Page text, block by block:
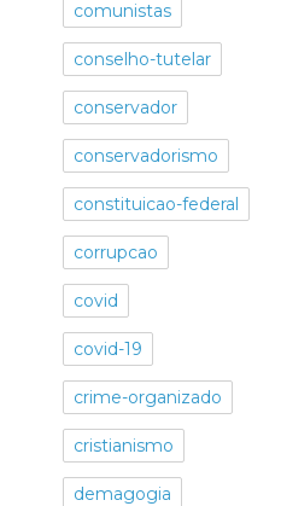
comunistas
conselho-tutelar
conservador
conservadorismo
constituicao-federal
corrupcao
covid
covid-19
crime-organizado
cristianismo
demagogia